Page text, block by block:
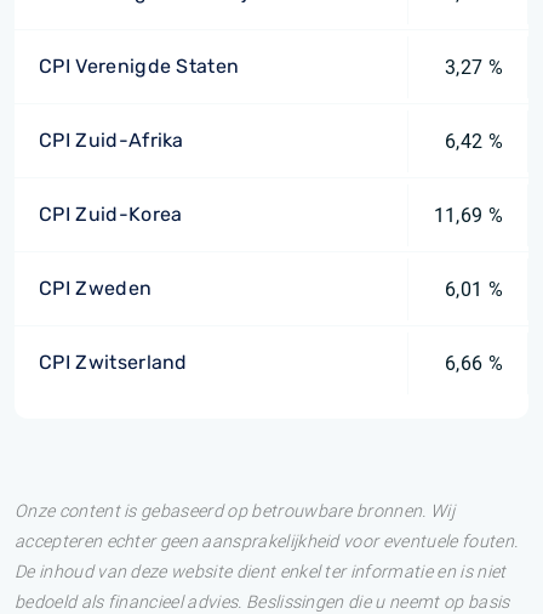
CPI Verenigde Staten 3,27 %
CPI Zuid-Afrika 6,42 %
CPI Zuid-Korea 11,69 %
CPI Zweden 6,01 %
CPI Zwitserland 6,66 %
Onze content is gebaseerd op betrouwbare bronnen. Wij
accepteren echter geen aansprakelijkheid voor eventuele fouten.
De inhoud van deze website dient enkel ter informatie en is niet
bedoeld als financieel advies. Beslissingen die u neemt op basis